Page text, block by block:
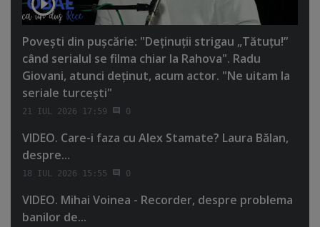
Poveşti din puşcărie: "Deţinuţii strigau „Tătuţu!”
când serialul se filma chiar la Rahova". Radu
Giovani, atunci deţinut, acum actor. "Ne uitam la
seriale turceşti"
21 IUL 2026 17:59 0
VIDEO. Care-i faza cu Alex Stamate? Laura Bălan,
despre...
18 IUL 2026 15:55 0
VIDEO. Mihai Voinea - Recorder, despre problema
banilor de...